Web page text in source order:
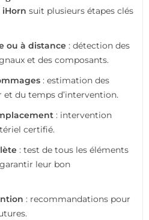
iHorn suit plusieurs étapes clés
ou à distance : détection des
et des composants.
: estimation des
et du temps d’intervention.
: intervention
certifié.
: test de tous les éléments
leur bon
: recommandations pour